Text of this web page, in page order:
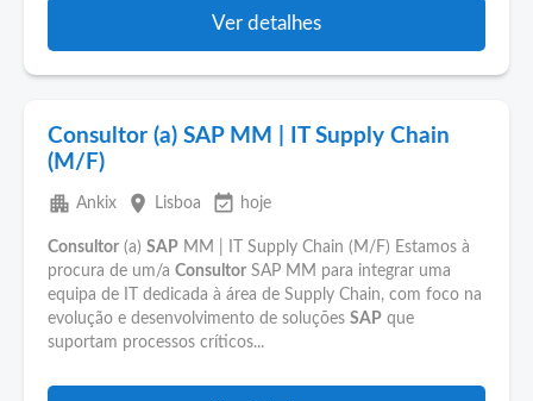
Ver detalhes
Consultor (a) SAP MM | IT Supply Chain
(M/F)
apartment Ankix place Lisboa event_available hoje
Consultor (a) SAP MM | IT Supply Chain (M/F) Estamos à
procura de um/a Consultor SAP MM para integrar uma
equipa de IT dedicada à área de Supply Chain, com foco na
evolução e desenvolvimento de soluções SAP que
suportam processos críticos...